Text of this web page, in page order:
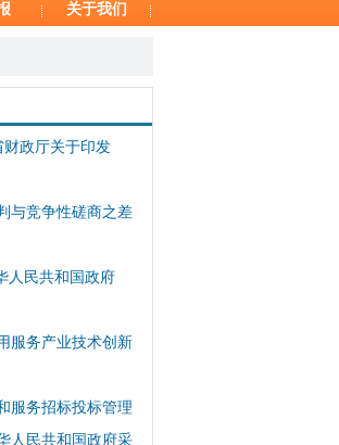
关于我们
财政厅关于印发
与竞争性磋商之差
人民共和国政府
服务产业技术创新
服务招标投标管理
人民共和国政府采